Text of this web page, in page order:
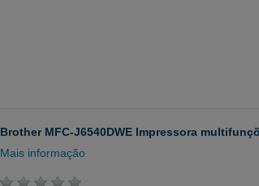
Brother MFC-J6540DWE Impressora
Mais informação